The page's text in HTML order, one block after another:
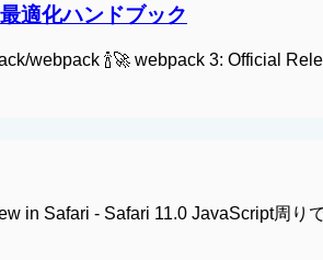
適化ハンドブック
webpack 🍾🚀 webpack 3: Official
in Safari - Safari 11.0 JavaScript周り